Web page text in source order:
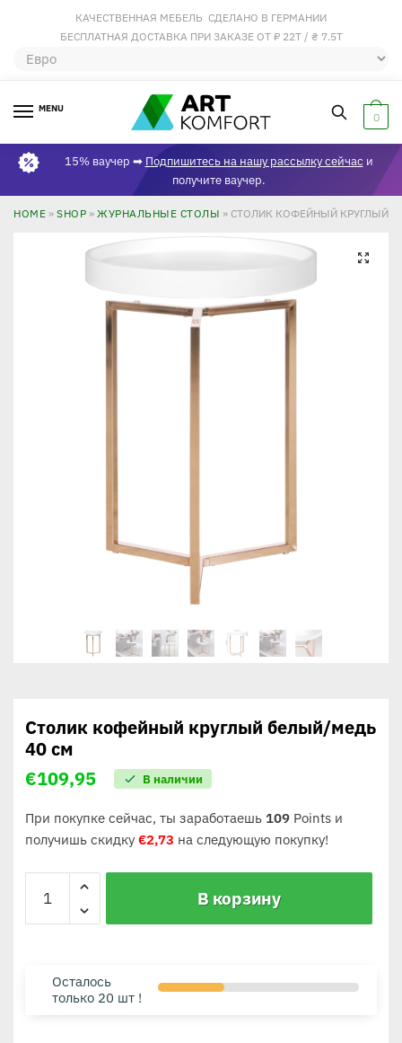
КАЧЕСТВЕННАЯ МЕБЕЛЬ СДЕЛАНО В ГЕРМАНИИ
БЕСПЛАТНАЯ ДОСТАВКА ПРИ ЗАКАЗЕ ОТ ₽ 22Т / ₴ 7.5Т
MENU
0
15% ваучер ➡ Подпишитесь на нашу рассылку сейчас и
получите ваучер.
HOME » SHOP » ЖУРНАЛЬНЫЕ СТОЛЫ » СТОЛИК КОФЕЙНЫЙ КРУГЛЫЙ
🔍
Столик кофейный круглый белый/медь
40 см
€109,95 В наличии
При покупке сейчас, ты заработаешь 109Points и
получишь скидку €2,73 на следующую покупку!
В корзину
Осталось
только 20 шт !